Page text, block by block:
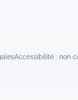
Accessibilité : non